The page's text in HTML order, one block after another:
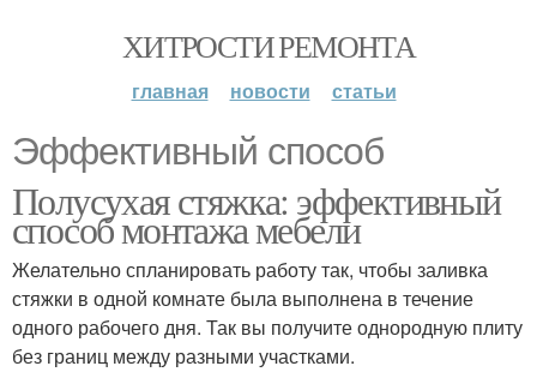
ХИТРОСТИ РЕМОНТА
главная новости статьи
Эффективный способ
Полусухая стяжка: эффективный
способ монтажа мебели
Желательно спланировать работу так, чтобы заливка
стяжки в одной комнате была выполнена в течение
одного рабочего дня. Так вы получите однородную плиту
без границ между разными участками.